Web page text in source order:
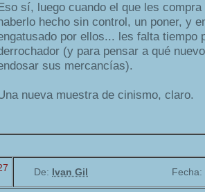
Eso sí, luego cuando el que les
hecho sin control, un poner, y
por ellos... les falta tiempo
(y para pensar a qué
sus mercancías).
nueva muestra de cinismo, claro.
De: Ivan Gil Fecha: